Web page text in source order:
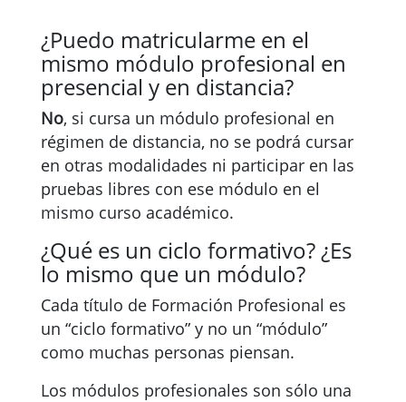
¿Puedo matricularme en el
mismo módulo profesional en
presencial y en distancia?
No, si cursa un módulo profesional en
régimen de distancia, no se podrá cursar
en otras modalidades ni participar en las
pruebas libres con ese módulo en el
mismo curso académico.
¿Qué es un ciclo formativo? ¿Es
lo mismo que un módulo?
Cada título de Formación Profesional es
un “ciclo formativo” y no un “módulo”
como muchas personas piensan.
Los módulos profesionales son sólo una